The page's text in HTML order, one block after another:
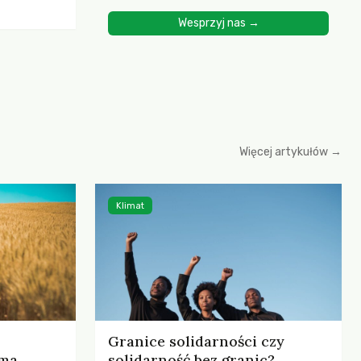
Wesprzyj nas →
Więcej artykułów →
Granice solidarności czy
Klimat